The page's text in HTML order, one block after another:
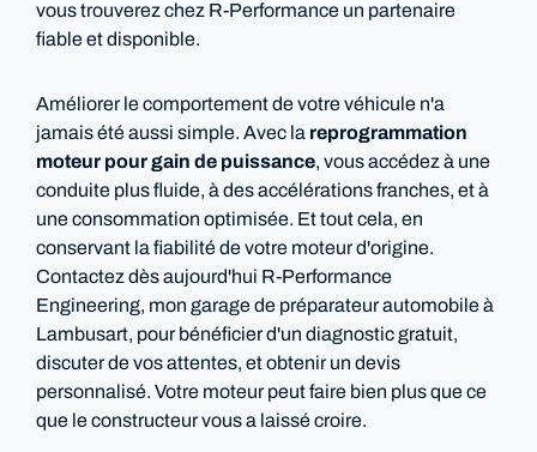
vous trouverez chez R-Performance un partenaire
fiable et disponible.
Améliorer le comportement de votre véhicule n'a
jamais été aussi simple. Avec la reprogrammation
moteur pour gain de puissance, vous accédez à une
conduite plus fluide, à des accélérations franches, et à
une consommation optimisée. Et tout cela, en
conservant la fiabilité de votre moteur d'origine.
Contactez dès aujourd'hui R-Performance
Engineering, mon garage de préparateur automobile à
Lambusart, pour bénéficier d'un diagnostic gratuit,
discuter de vos attentes, et obtenir un devis
personnalisé. Votre moteur peut faire bien plus que ce
que le constructeur vous a laissé croire.